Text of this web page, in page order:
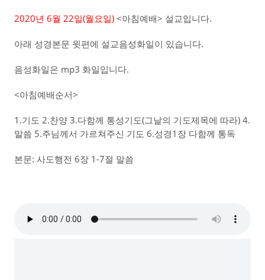
2020년 6월 22일(월요일) <아침예배> 설교입니다.
아래 성경본문 윗편에 설교음성화일이 있습니다.
음성화일은 mp3 화일입니다.
<아침예배순서>
1.기도 2.찬양 3.다함께 통성기도(그날의 기도제목에 따라) 4.
말씀 5.주님께서 가르쳐주신 기도 6.성경1장 다함께 통독
본문: 사도행전 6장 1-7절 말씀